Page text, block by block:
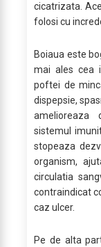
cicatrizata.
folosi cu
Boiaua este
mai ales cea
poftei de
dispepsie,
amelioreaza
sistemul
stopeaza
organism,
circulatia
contraindicat
caz ulcer.
Pe de alta